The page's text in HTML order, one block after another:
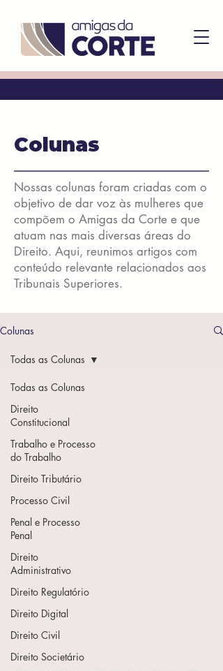
Colunas
Nossas colunas foram criadas com o
objetivo de dar voz às mulheres que
compõem o Amigas da Corte e que
atuam nas mais diversas áreas do
Direito. Aqui, reunimos artigos com
conteúdo relevante relacionados aos
Tribunais Superiores.
Colunas
Todas as Colunas
Direito
Constitucional
Trabalho e Processo
do Trabalho
Direito Tributário
Processo Civil
Penal e Processo
Penal
Direito
Administrativo
Direito Regulatório
Direito Digital
Direito Civil
Direito Societário
Todas as Colunas